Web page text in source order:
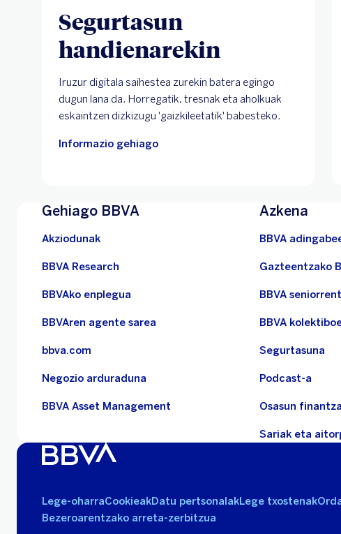
Segurtasun
handienarekin
Iruzur digitala saihestea zurekin batera egingo
dugun lana da. Horregatik, tresnak eta aholkuak
eskaintzen dizkizugu 'gaizkileetatik' babesteko.
Informazio gehiago
Gehiago BBVA
Akziodunak
BBVA Research
BBVAko enplegua
BBVAren agente sarea
bbva.com
Negozio arduraduna
BBVA Asset Management
Azkena
BBVA
Gazteentzako
BBVA
BBVA
Segurtasuna
Podcast-a
Osasun
Sariak eta
Lege-oharraCookieakDatu pertsonalakLege txostenak
Bezeroarentzako arreta-zerbitzua